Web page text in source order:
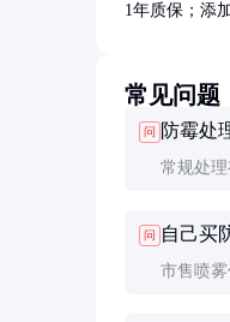
1年质保；添
常见问题
问 防霉处
常规处
半年做
问 自己买
市售喷